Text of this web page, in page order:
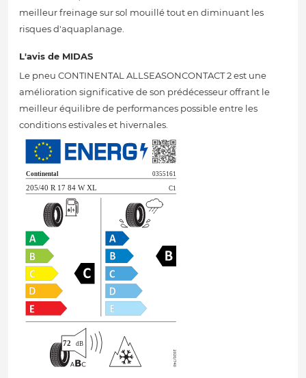
meilleur freinage sur sol mouillé tout en diminuant les
risques d'aquaplanage.
L'avis de MIDAS
Le pneu CONTINENTAL ALLSEASONCONTACT 2 est une
amélioration significative de son prédécesseur offrant le
meilleur équilibre de performances possible entre les
conditions estivales et hivernales.